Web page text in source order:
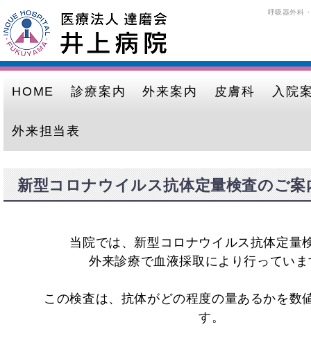
井上病院｜広島県福山市｜医療法
人 達磨会
呼吸器外科
HOME 診療案内 外来案内 皮膚科 入院
外来担当表
新型コロナウイルス抗体定量検査のご案
当院では、新型コロナウイルス抗体定量
外来診療で血液採取により行ってい
この検査は、抗体がどの程度の量あるかを数
す。